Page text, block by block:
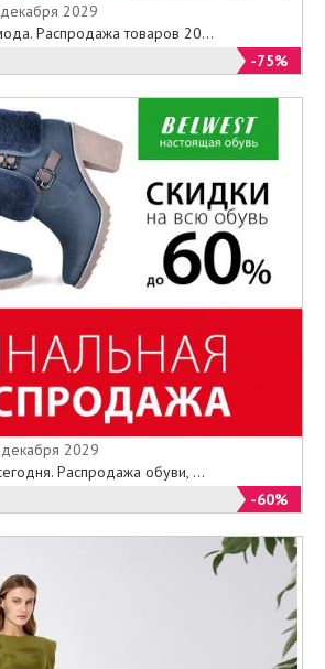
2029
Распродажа товаров 20...
-75%
2029
Распродажа обуви, ...
-60%